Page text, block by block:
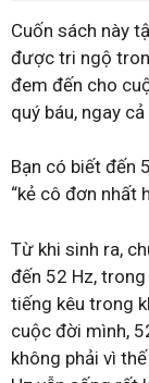
Cuốn sách này
được tri ngộ
đem đến cho
quý báu, ngay
Bạn có biết đến
“kẻ cô đơn nhất
Từ khi sinh ra,
đến 52 Hz,
tiếng kêu trong
cuộc đời mình,
không phải vì